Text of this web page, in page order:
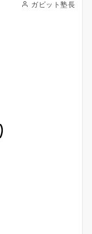
ガビット塾長